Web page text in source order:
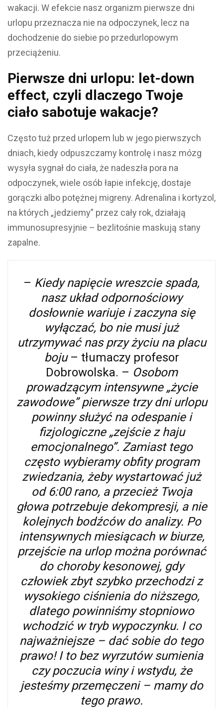
wakacji. W efekcie nasz organizm pierwsze dni
urlopu przeznacza nie na odpoczynek, lecz na
dochodzenie do siebie po przedurlopowym
przeciążeniu.
Pierwsze dni urlopu: let-down
effect, czyli dlaczego Twoje
ciało sabotuje wakacje?
Często tuż przed urlopem lub w jego pierwszych
dniach, kiedy odpuszczamy kontrolę i nasz mózg
wysyła sygnał do ciała, że nadeszła pora na
odpoczynek, wiele osób łapie infekcję, dostaje
gorączki albo potężnej migreny. Adrenalina i kortyzol,
na których „jedziemy” przez cały rok, działają
immunosupresyjnie – bezlitośnie maskują stany
zapalne.
– Kiedy napięcie wreszcie spada,
nasz układ odpornościowy
dosłownie wariuje i zaczyna się
wyłączać, bo nie musi już
utrzymywać nas przy życiu na placu
boju– tłumaczy profesor
Dobrowolska. – Osobom
prowadzącym intensywne „życie
zawodowe” pierwsze trzy dni urlopu
powinny służyć na odespanie i
fizjologiczne „zejście z haju
emocjonalnego”. Zamiast tego
często wybieramy obfity program
zwiedzania, żeby wystartować już
od 6:00 rano, a przecież Twoja
głowa potrzebuje dekompresji, a nie
kolejnych bodźców do analizy. Po
intensywnych miesiącach w biurze,
przejście na urlop można porównać
do choroby kesonowej, gdy
człowiek zbyt szybko przechodzi z
wysokiego ciśnienia do niższego,
dlatego powinniśmy stopniowo
wchodzić w tryb wypoczynku. I co
najważniejsze – dać sobie do tego
prawo! I to bez wyrzutów sumienia
czy poczucia winy i wstydu, że
jesteśmy przemęczeni – mamy do
tego prawo.